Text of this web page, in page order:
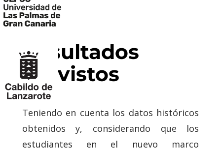
Resultados
previstos
Teniendo en cuenta los datos históricos
obtenidos y, considerando que los
estudiantes en el nuevo marco